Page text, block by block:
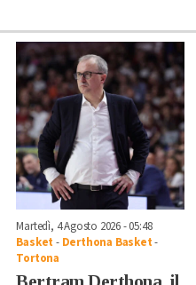
Martedì, 4 Agosto 2026 - 05:48
Basket - Derthona Basket-
Tortona